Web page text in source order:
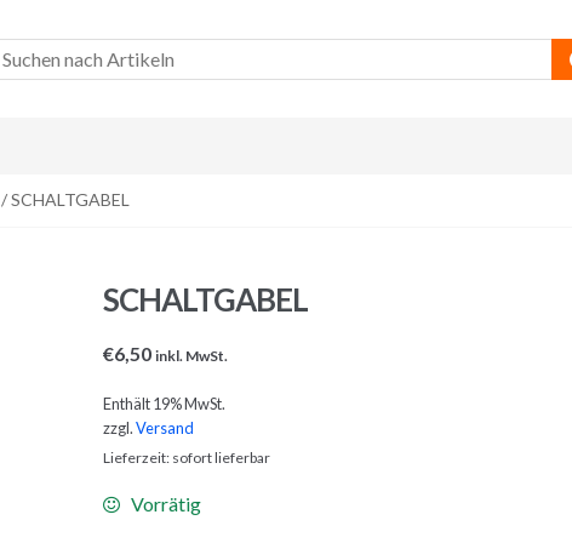
/ SCHALTGABEL
SCHALTGABEL
€6,50 inkl. MwSt.
Enthält 19% MwSt.
zzgl.Versand
Lieferzeit: sofort lieferbar
Vorrätig